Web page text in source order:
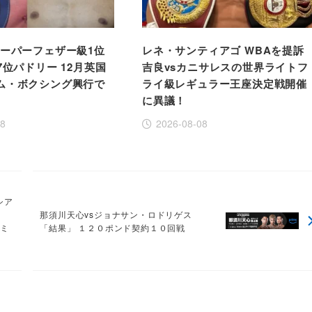
パーフェザー級1位
パドリー 12月英国
・ボクシング興行で
レネ・サンティアゴ WBAを提訴
吉良vsカニサレスの世界ライトフ
ライ級レギュラー王座決定戦開催
に異議！
2026-08-08
ア
那須川天心vsジョナサン・ロドリゲス
「結果」 １２０ポンド契約１０回戦